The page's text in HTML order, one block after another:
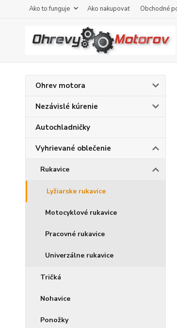
Ako to funguje Ako nakupovať Obchodné
Ohrev motora
Nezávislé kúrenie
Autochladničky
Vyhrievané oblečenie
Rukavice
Lyžiarske rukavice
Motocyklové rukavice
Pracovné rukavice
Univerzálne rukavice
Tričká
Nohavice
Ponožky